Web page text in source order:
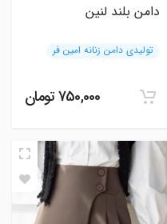
دامن بلند لنین
تولیدی دامن زنانه امین فر
750,000 تومان